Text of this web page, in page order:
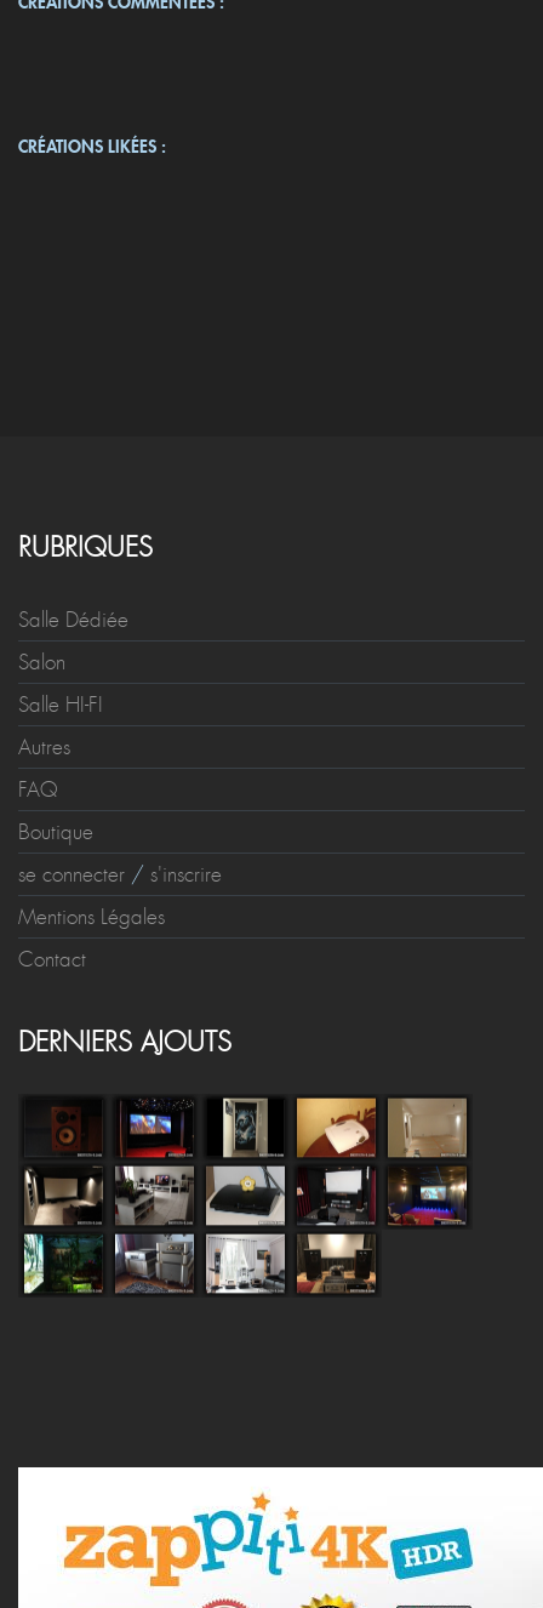
CRÉATIONS LIKÉES :
RUBRIQUES
Salle Dédiée
Salon
Salle HI-FI
Autres
FAQ
Boutique
se connecter / s'inscrire
Mentions Légales
Contact
DERNIERS AJOUTS